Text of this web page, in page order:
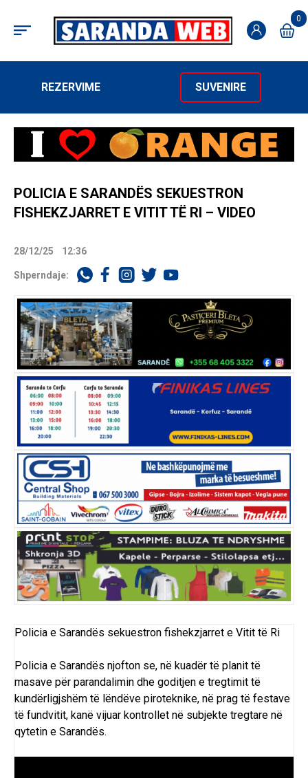
0
REZERVIME SUVENIRE
POLICIA E SARANDËS SEKUESTRON
FISHEKZJARRET E VITIT TË RI – VIDEO
28/12/25 12:36
Shperndaje:
Policia e Sarandës sekuestron fishekzjarret e Vitit të Ri
Policia e Sarandës njofton se, në kuadër të planit të
masave për parandalimin dhe goditjen e tregtimit të
kundërligjshëm të lëndëve piroteknike, në prag të festave
të fundvitit, kanë vijuar kontrollet në subjekte tregtare në
qytetin e Sarandës.